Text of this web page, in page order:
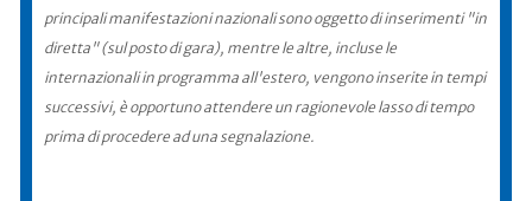
principali manifestazioni nazionali sono oggetto di inserimenti "in
diretta" (sul posto di gara), mentre le altre, incluse le
internazionali in programma all'estero, vengono inserite in tempi
successivi, è opportuno attendere un ragionevole lasso di tempo
prima di procedere ad una segnalazione.